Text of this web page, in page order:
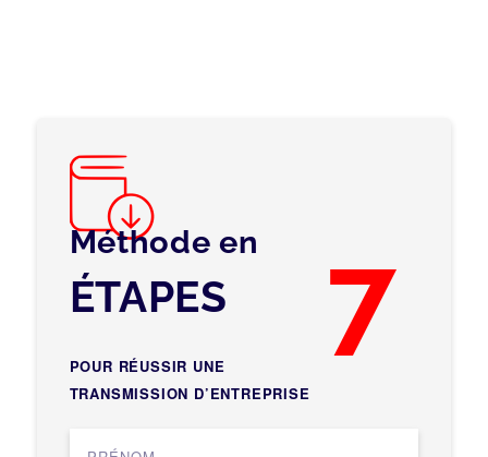
Méthode en 7
ÉTAPES
POUR RÉUSSIR UNE
TRANSMISSION D’ENTREPRISE